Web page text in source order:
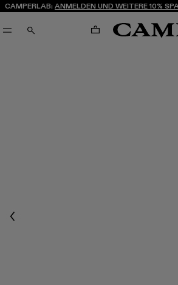
CAMPERLAB: ANMELDEN UND WEITERE 10%
SUCHEN WARENKORB
Previous